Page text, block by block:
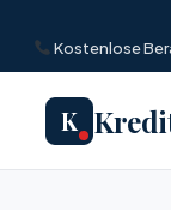
Kostenlose
K